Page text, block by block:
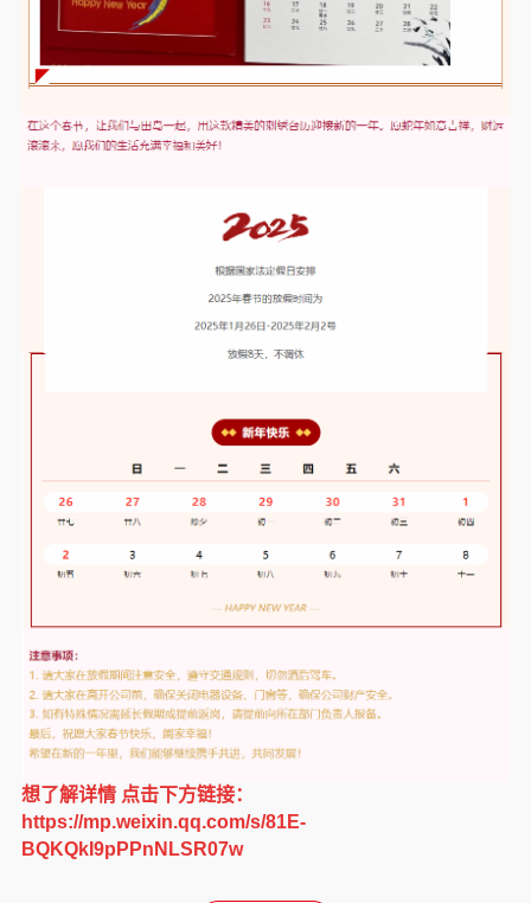
想了解详情 点击下方链接：
https://mp.weixin.qq.com/s/81E-
BQKQkI9pPPnNLSR07w